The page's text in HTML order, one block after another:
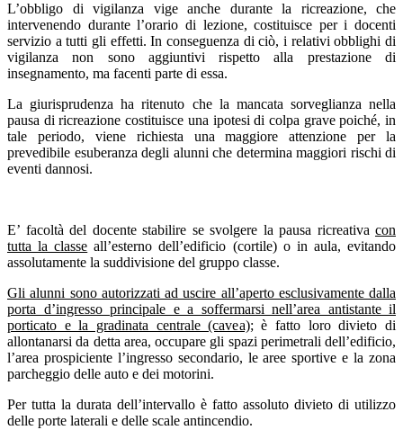
L’obbligo di vigilanza vige anche durante la ricreazione, che
intervenendo durante l’orario di lezione, costituisce per i docenti
servizio a tutti gli effetti. In conseguenza di ciò, i relativi obblighi di
vigilanza non sono aggiuntivi rispetto alla prestazione di
insegnamento, ma facenti parte di essa.
La giurisprudenza ha ritenuto che la mancata sorveglianza nella
pausa di ricreazione costituisce una ipotesi di colpa grave poiché, in
tale periodo, viene richiesta una maggiore attenzione per la
prevedibile esuberanza degli alunni che determina maggiori rischi di
eventi dannosi.
E’ facoltà del docente stabilire se svolgere la pausa ricreativa con
tutta la classe all’esterno dell’edificio (cortile) o in aula, evitando
assolutamente la suddivisione del gruppo classe.
Gli alunni sono autorizzati ad uscire all’aperto esclusivamente dalla
porta d’ingresso principale e a soffermarsi nell’area antistante il
porticato e la gradinata centrale (cavea); è fatto loro divieto di
allontanarsi da detta area, occupare gli spazi perimetrali dell’edificio,
l’area prospiciente l’ingresso secondario, le aree sportive e la zona
parcheggio delle auto e dei motorini.
Per tutta la durata dell’intervallo è fatto assoluto divieto di utilizzo
delle porte laterali e delle scale antincendio.